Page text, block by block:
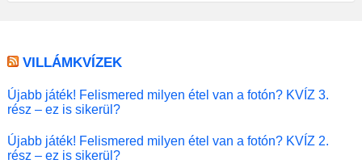
VILLÁMKVÍZEK
Újabb játék! Felismered milyen étel van a fotón? KVÍZ 3.
rész – ez is sikerül?
Újabb játék! Felismered milyen étel van a fotón? KVÍZ 2.
rész – ez is sikerül?